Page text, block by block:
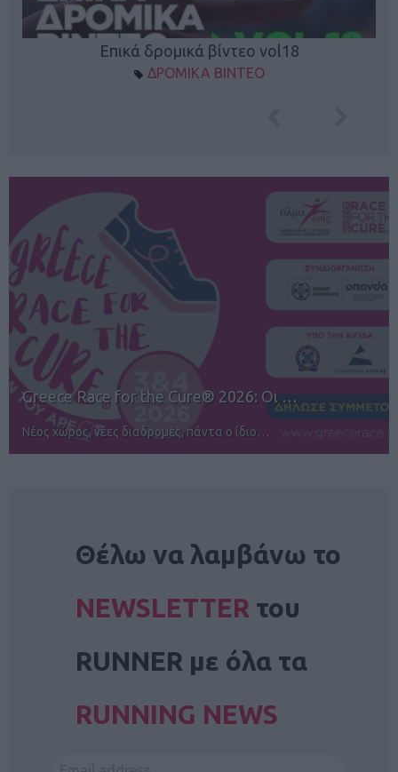
Επικά δρομικά βίντεο vol18
ΔΡΟΜΙΚΑ ΒΙΝΤΕΟ
12ος TUI Rhodes Marathon: Άνοιγμα ε…
Αγώνες για όλους στην Ρόδο
Θέλω να λαμβάνω το
NEWSLETTER του
RUNNER με όλα τα
RUNNING NEWS